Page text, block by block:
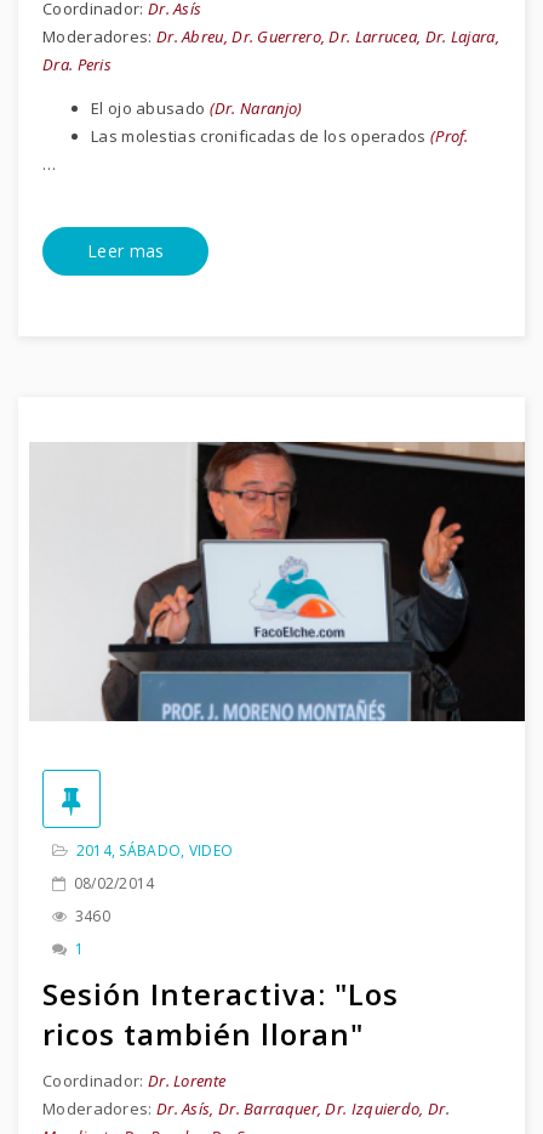
Coordinador: Dr. Asís
Moderadores: Dr. Abreu, Dr. Guerrero, Dr. Larrucea, Dr. Lajara,
Dra. Peris
El ojo abusado (Dr. Naranjo)
Las molestias cronificadas de los operados (Prof.
…
Leer mas
2014, SÁBADO, VIDEO
08/02/2014
3460
1
Sesión Interactiva: "Los
ricos también lloran"
Coordinador: Dr. Lorente
Moderadores: Dr. Asís, Dr. Barraquer, Dr. Izquierdo, Dr.